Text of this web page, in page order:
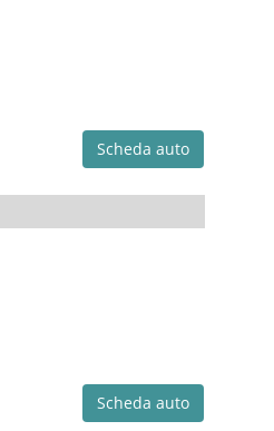
Scheda auto
Scheda auto